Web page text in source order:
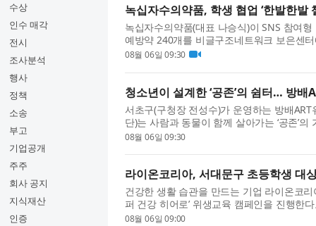
수상
인수 매각
전시
조사분석
행사
정책
소송
부고
기업공개
주주
회사 공지
지식재산
인증
녹십자수의약품, 학생 협업 ‘한발한발
녹십자수의약품(대표 나승식)이 SNS 참여
예방약 240개를 비글구조네트워크 보은센
튼국제학교 학생 프로젝트 ‘Pawf...
08월 06일 09:30
청소년이 설계한 ‘공존’의 쉼터… 방배
서초구(구청장 전성수)가 운영하는 방배
단)는 사람과 동물이 함께 살아가는 ‘공존’
딱공작소’를 성공적으로 마무리했...
08월 06일 09:30
라이온코리아, 서대문구 초등학생 대
건강한 생활 습관을 만드는 기업 라이온코
퍼 건강 히어로’ 위생교육 캠페인을 진행한
은 라이온코리아와 서대문구보건...
08월 06일 09:00